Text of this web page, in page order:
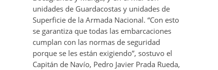
unidades de Guardacostas y unidades de
Superficie de la Armada Nacional. “Con esto
se garantiza que todas las embarcaciones
cumplan con las normas de seguridad
porque se les están exigiendo”, sostuvo el
Capitán de Navío, Pedro Javier Prada Rueda,